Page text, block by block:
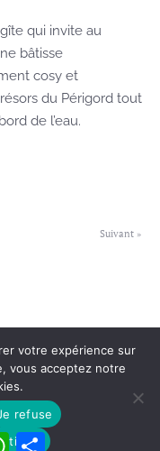
qui invite au
bâtisse
cosy et
du Périgord tout
de l’eau.
Suivant »
Protections des Données
-
WhatsAppPartager
votre expérience sur
vous acceptez notre
refuse